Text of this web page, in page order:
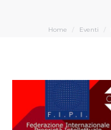
You are here:
Home Eventi